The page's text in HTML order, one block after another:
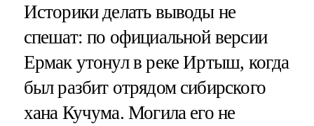
Историки делать выводы не
спешат: по официальной версии
Ермак утонул в реке Иртыш, когда
был разбит отрядом сибирского
хана Кучума. Могила его не